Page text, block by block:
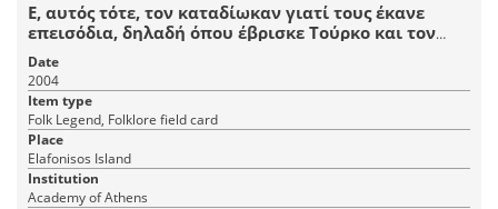
Ε, αυτός τότε, τον καταδίωκαν γιατί τους έκανε
επεισόδια, δηλαδή όπου έβρισκε Τούρκο και τον
κατάφερνε, τον εδούλευε
Date
2004
Item type
Folk Legend, Folklore field card
Place
Elafonisos Island
Institution
Academy of Athens